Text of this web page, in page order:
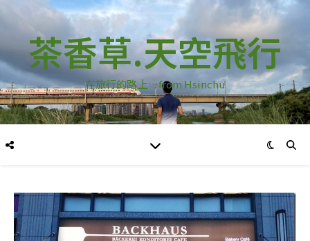
茶香草.天空飛行
在旅行的路上…from Hsinchu